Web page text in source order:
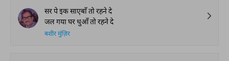
सर पे इक साएबाँ तो रहने दे
जल गया घर धुआँ तो रहने दे
बशीर मुंज़िर